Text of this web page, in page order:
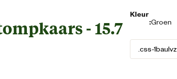
- 15.7
Kleur
:Groen